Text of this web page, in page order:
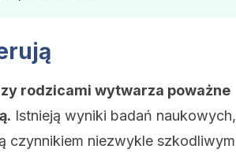
rodzicami wytwarza poważne
Istnieją wyniki badań naukowych,
czynnikiem niezwykle szkodliwym